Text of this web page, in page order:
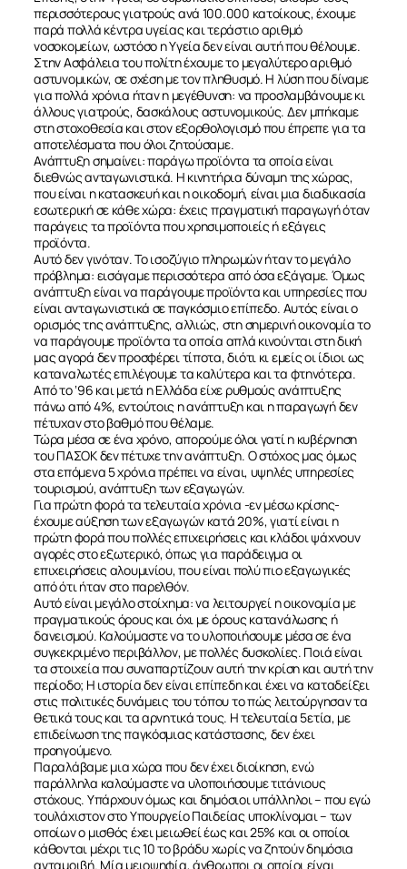
περισσότερους γιατρούς ανά 100.000 κατοίκους, έχουμε
παρά πολλά κέντρα υγείας και τεράστιο αριθμό
νοσοκομείων, ωστόσο η Υγεία δεν είναι αυτή που θέλουμε.
Στην Ασφάλεια του πολίτη έχουμε το μεγαλύτερο αριθμό
αστυνομικών, σε σχέση με τον πληθυσμό. Η λύση που δίναμε
για πολλά χρόνια ήταν η μεγέθυνση: να προσλαμβάνουμε κι
άλλους γιατρούς, δασκάλους αστυνομικούς. Δεν μπήκαμε
στη στοχοθεσία και στον εξορθολογισμό που έπρεπε για τα
αποτελέσματα που όλοι ζητούσαμε.
Ανάπτυξη σημαίνει: παράγω προϊόντα τα οποία είναι
διεθνώς ανταγωνιστικά. Η κινητήρια δύναμη της χώρας,
που είναι η κατασκευή και η οικοδομή, είναι μια διαδικασία
εσωτερική σε κάθε χώρα: έχεις πραγματική παραγωγή όταν
παράγεις τα προϊόντα που χρησιμοποιείς ή εξάγεις
προϊόντα.
Αυτό δεν γινόταν. Το ισοζύγιο πληρωμών ήταν το μεγάλο
πρόβλημα: εισάγαμε περισσότερα από όσα εξάγαμε. Όμως
ανάπτυξη είναι να παράγουμε προϊόντα και υπηρεσίες που
είναι ανταγωνιστικά σε παγκόσμιο επίπεδο. Αυτός είναι ο
ορισμός της ανάπτυξης, αλλιώς, στη σημερινή οικονομία το
να παράγουμε προϊόντα τα οποία απλά κινούνται στη δική
μας αγορά δεν προσφέρει τίποτα, διότι κι εμείς οι ίδιοι ως
καταναλωτές επιλέγουμε τα καλύτερα και τα φτηνότερα.
Από το ‘96 και μετά η Ελλάδα είχε ρυθμούς ανάπτυξης
πάνω από 4%, εντούτοις η ανάπτυξη και η παραγωγή δεν
πέτυχαν στο βαθμό που θέλαμε.
Τώρα μέσα σε ένα χρόνο, απορούμε όλοι γατί η κυβέρνηση
του ΠΑΣΟΚ δεν πέτυχε την ανάπτυξη. Ο στόχος μας όμως
στα επόμενα 5 χρόνια πρέπει να είναι, υψηλές υπηρεσίες
τουρισμού, ανάπτυξη των εξαγωγών.
Για πρώτη φορά τα τελευταία χρόνια -εν μέσω κρίσης-
έχουμε αύξηση των εξαγωγών κατά 20%, γιατί είναι η
πρώτη φορά που πολλές επιχειρήσεις και κλάδοι ψάχνουν
αγορές στο εξωτερικό, όπως για παράδειγμα οι
επιχειρήσεις αλουμινίου, που είναι πολύ πιο εξαγωγικές
από ότι ήταν στο παρελθόν.
Αυτό είναι μεγάλο στοίχημα: να λειτουργεί η οικονομία με
πραγματικούς όρους και όχι με όρους κατανάλωσης ή
δανεισμού. Καλούμαστε να το υλοποιήσουμε μέσα σε ένα
συγκεκριμένο περιβάλλον, με πολλές δυσκολίες. Ποιά είναι
τα στοιχεία που συναπαρτίζουν αυτή την κρίση και αυτή την
περίοδο; Η ιστορία δεν είναι επίπεδη και έχει να καταδείξει
στις πολιτικές δυνάμεις του τόπου το πώς λειτούργησαν τα
θετικά τους και τα αρνητικά τους. Η τελευταία 5ετία, με
επιδείνωση της παγκόσμιας κατάστασης, δεν έχει
προηγούμενο.
Παραλάβαμε μια χώρα που δεν έχει διοίκηση, ενώ
παράλληλα καλούμαστε να υλοποιήσουμε τιτάνιους
στόχους. Υπάρχουν όμως και δημόσιοι υπάλληλοι – που εγώ
τουλάχιστον στο Υπουργείο Παιδείας υποκλίνομαι – των
οποίων ο μισθός έχει μειωθεί έως και 25% και οι οποίοι
κάθονται μέχρι τις 10 το βράδυ χωρίς να ζητούν δημόσια
ανταμοιβή. Μία μειοψηφία, άνθρωποι οι οποίοι είναι